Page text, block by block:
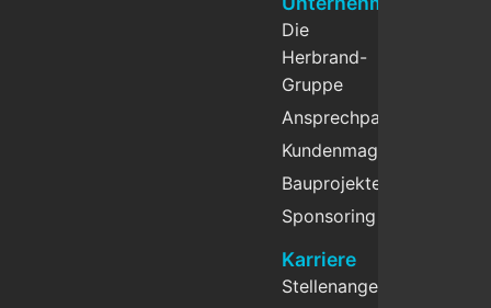
Die
Herbrand-
Gruppe
Ansprechpartner
Kundenmagazin
Bauprojekte
Sponsoring
Karriere
Stellenangebote